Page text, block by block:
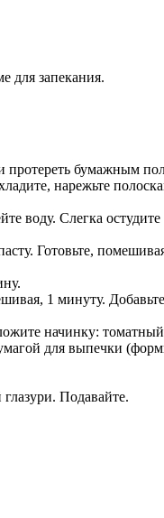
для запекания.
бумажным
нарежьте
воду. Слегка
Готовьте,
1 минуту.
начинку:
для выпечки
Подавайте.